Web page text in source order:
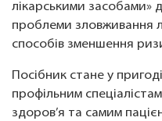
лікарськими засобами»
проблеми зловживання
способів зменшення
Посібник стане у
профільним
здоров’я та самим